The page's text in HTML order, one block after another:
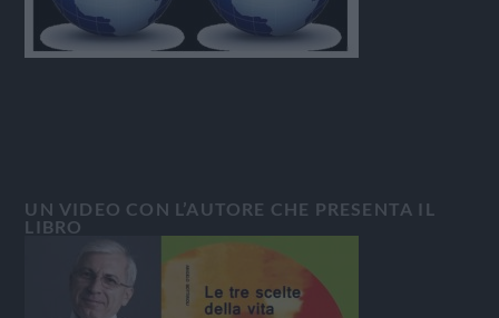
UN VIDEO CON L’AUTORE CHE PRESENTA IL
LIBRO